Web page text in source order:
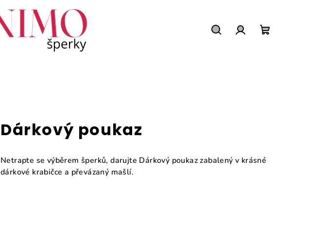
Dárkový poukaz
Netrapte se výběrem šperků, darujte Dárkový poukaz zabalený v krásné
dárkové krabičce a převázaný mašlí.